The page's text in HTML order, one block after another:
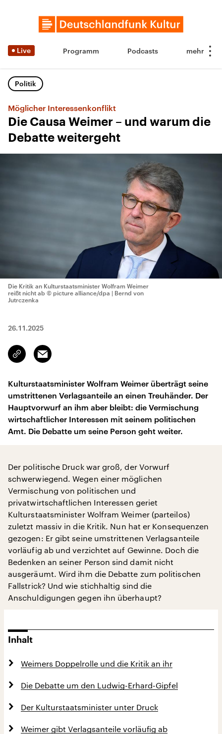
Live Programm Podcasts
Politik
Möglicher Interessenkonflikt
Die Causa Weimer – und warum die
Debatte weitergeht
Die Kritik an Kulturstaatsminister Wolfram Weimer
reißt nicht ab © picture alliance/dpa | Bernd von
Jutrczenka
26.11.2025
Link
kopieren/teilen
Email
Kulturstaatsminister Wolfram Weimer überträgt seine
umstrittenen Verlagsanteile an einen Treuhänder. Der
Hauptvorwurf an ihm aber bleibt: die Vermischung
wirtschaftlicher Interessen mit seinem politischen
Amt. Die Debatte um seine Person geht weiter.
Der politische Druck war groß, der Vorwurf
schwerwiegend. Wegen einer möglichen
Vermischung von politischen und
privatwirtschaftlichen Interessen geriet
Kulturstaatsminister Wolfram Weimer (parteilos)
zuletzt massiv in die Kritik. Nun hat er Konsequenzen
gezogen: Er gibt seine umstrittenen Verlagsanteile
vorläufig ab und verzichtet auf Gewinne. Doch die
Bedenken an seiner Person sind damit nicht
ausgeräumt. Wird ihm die Debatte zum politischen
Fallstrick? Und wie stichhaltig sind die
Anschuldigungen gegen ihn überhaupt?
Inhalt
Weimers Doppelrolle und die Kritik an ihr
Die Debatte um den Ludwig-Erhard-Gipfel
Der Kulturstaatsminister unter Druck
Weimer gibt Verlagsanteile vorläufig ab